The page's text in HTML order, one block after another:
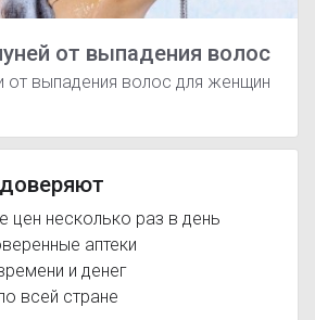
от выпадения волос
выпадения волос для женщин
цен несколько раз в день
аптеки
и денег
всей стране